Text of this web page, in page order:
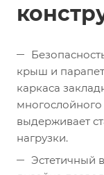
крыш и
каркаса
выдерживает
нагрузки.
Эстетичный